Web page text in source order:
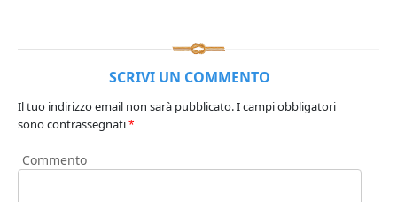
SCRIVI UN COMMENTO
Il tuo indirizzo email non sarà pubblicato.I campi obbligatori
sono contrassegnati*
Commento